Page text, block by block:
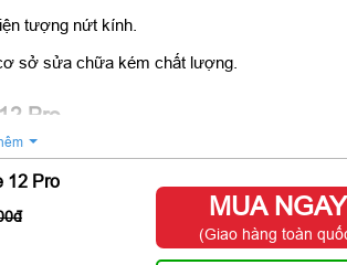
tượng nứt kính.
sở sửa chữa kém chất lượng.
Pro
ứng bên ngoài, nhưng khi bật nguồn lên
hoặc chập chờn. Hay mặt kính iPhone 12
làm ảnh hưởng tới thẩm mĩ của sản phẩm.
12 Pro
MUA NGAY
(Giao hàng toàn